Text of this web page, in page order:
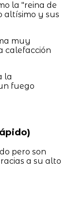
la "reina de
altísimo y sus
muy
calefacción
la
fuego
pero son
a su alto